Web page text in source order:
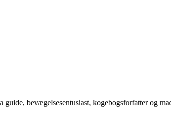
bevægelsesentusiast, kogebogsforfatter og